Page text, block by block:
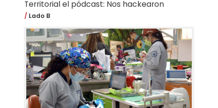
Territorial el pódcast: Nos hackearon
Lado B